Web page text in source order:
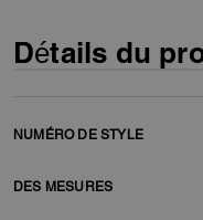
Détails du
NUMÉRO DE STYLE
DES MESURES